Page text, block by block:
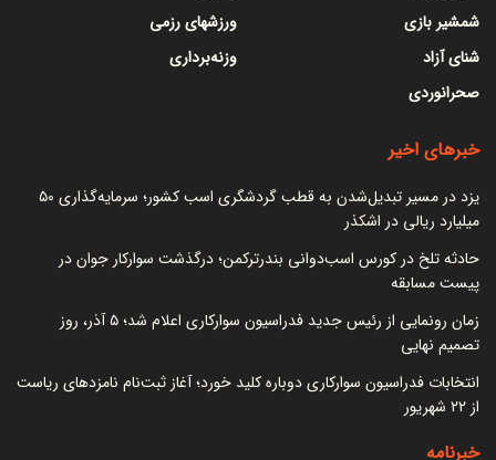
شمشیر بازی
شنای آزاد
صحرانوردی
ورزشهای رزمی
وزنه‌برداری
خبرهای اخیر
یزد در مسیر تبدیل‌شدن به قطب گردشگری اسب کشور؛ سرمایه‌گذاری ۵۰
میلیارد ریالی در اشکذر
حادثه تلخ در کورس اسب‌دوانی بندرترکمن؛ درگذشت سوارکار جوان در
پیست مسابقه
زمان رونمایی از رئیس جدید فدراسیون سوارکاری اعلام شد؛ ۵ آذر، روز
تصمیم نهایی
انتخابات فدراسیون سوارکاری دوباره کلید خورد؛ آغاز ثبت‌نام نامزدهای ریاست
از ۲۲ شهریور
خبرنامه